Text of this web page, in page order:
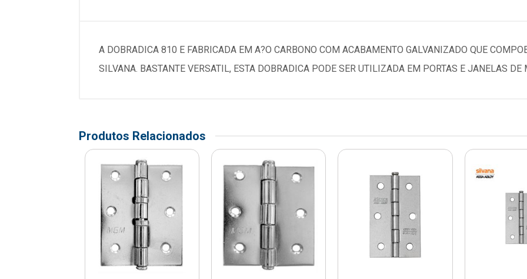
A DOBRADICA 810 E FABRICADA EM A?O CARBONO COM ACABAMENTO GALVANIZADO QUE
SILVANA. BASTANTE VERSATIL, ESTA DOBRADICA PODE SER UTILIZADA EM PORTAS E JANELAS DE
Produtos Relacionados